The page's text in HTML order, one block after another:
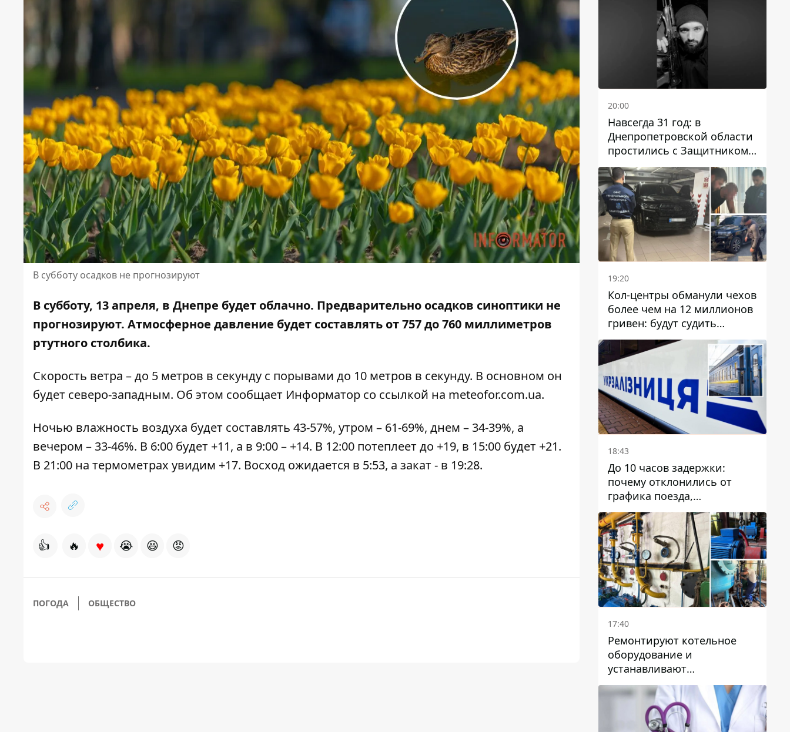
В субботу осадков не прогнозируют
В субботу, 13 апреля, в Днепре будет облачно. Предварительно осадков синоптики не
прогнозируют. Атмосферное давление будет составлять от 757 до 760 миллиметров
ртутного столбика.
Скорость ветра – до 5 метров в секунду с порывами до 10 метров в секунду. В основном он
будет северо-западным. Об этом сообщает Информатор со ссылкой на meteofor.com.ua.
Ночью влажность воздуха будет составлять 43-57%, утром – 61-69%, днем ​​– 34-39%, а
вечером – 33-46%. В 6:00 будет +11, а в 9:00 – +14. В 12:00 потеплеет до +19, в 15:00 будет +21.
В 21:00 на термометрах увидим +17. Восход ожидается в 5:53, а закат - в 19:28.
👍 🔥 ♥ 😭 😆 😡
ПОГОДА ОБЩЕСТВО
20:00
Навсегда 31 год: в
Днепропетровской области
простились с Защитником
Александром Репиным
19:20
Кол-центры обманули чехов
более чем на 12 миллионов
гривен: будут судить
днепрянина,
организовавшего
транснациональную
преступную организацию
18:43
До 10 часов задержки:
почему отклонились от
графика поезда,
курсирующие через Днепр
и область
17:40
Ремонтируют котельное
оборудование и
устанавливают
генераторные установки:
как в Днепре готовятся к
отопительному сезону